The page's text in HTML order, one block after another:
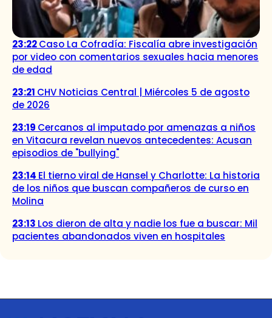
23:22Caso La Cofradía: Fiscalía abre investigación
por video con comentarios sexuales hacia menores
de edad
23:21 CHV Noticias Central | Miércoles 5 de agosto
de 2026
23:19 Cercanos al imputado por amenazas a niños
en Vitacura revelan nuevos antecedentes: Acusan
episodios de "bullying"
23:14 El tierno viral de Hansel y Charlotte: La historia
de los niños que buscan compañeros de curso en
Molina
23:13 Los dieron de alta y nadie los fue a buscar: Mil
pacientes abandonados viven en hospitales